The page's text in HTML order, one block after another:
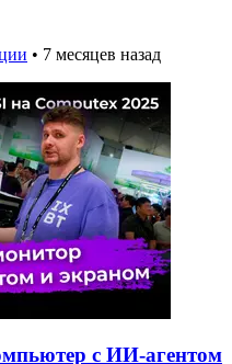
• 7 месяцев назад
с ИИ-агентом